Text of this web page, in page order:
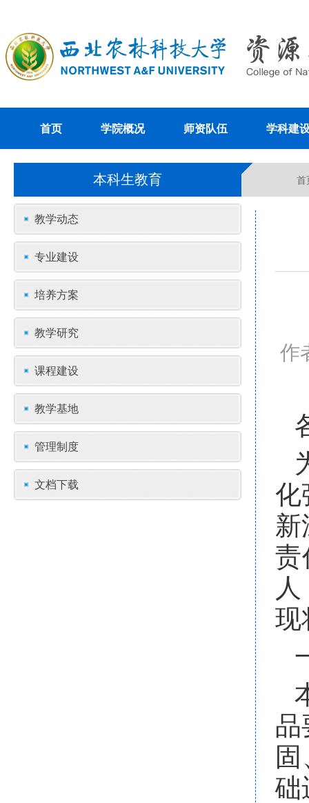
首页 学院概况 师资队伍 学科建
本科生教育 首
教学动态
专业建设
培养方案
教学研究
课程建设
教学基地
管理制度
文档下载
作
化
新
责
现
品
础